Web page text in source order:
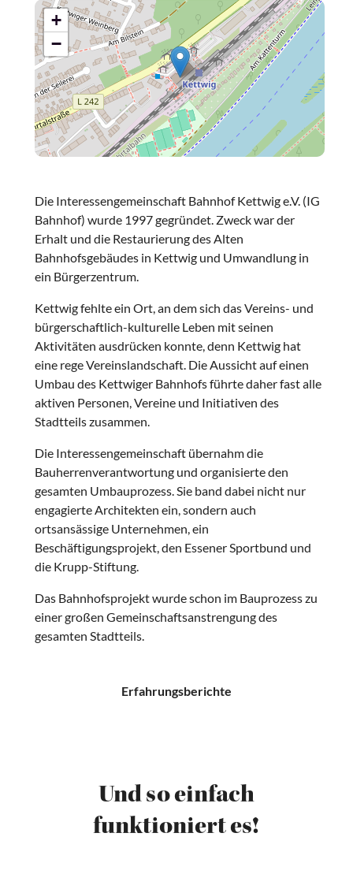
+
−
Die Interessengemeinschaft Bahnhof Kettwig e.V. (IG
Bahnhof) wurde 1997 gegründet. Zweck war der
Erhalt und die Restaurierung des Alten
Bahnhofsgebäudes in Kettwig und Umwandlung in
ein Bürgerzentrum.
Kettwig fehlte ein Ort, an dem sich das Vereins- und
bürgerschaftlich-kulturelle Leben mit seinen
Aktivitäten ausdrücken konnte, denn Kettwig hat
eine rege Vereinslandschaft. Die Aussicht auf einen
Umbau des Kettwiger Bahnhofs führte daher fast alle
aktiven Personen, Vereine und Initiativen des
Stadtteils zusammen.
Die Interessengemeinschaft übernahm die
Bauherrenverantwortung und organisierte den
gesamten Umbauprozess. Sie band dabei nicht nur
engagierte Architekten ein, sondern auch
ortsansässige Unternehmen, ein
Beschäftigungsprojekt, den Essener Sportbund und
die Krupp-Stiftung.
Das Bahnhofsprojekt wurde schon im Bauprozess zu
einer großen Gemeinschaftsanstrengung des
gesamten Stadtteils.
Erfahrungsberichte
Und so einfach
funktioniert es!